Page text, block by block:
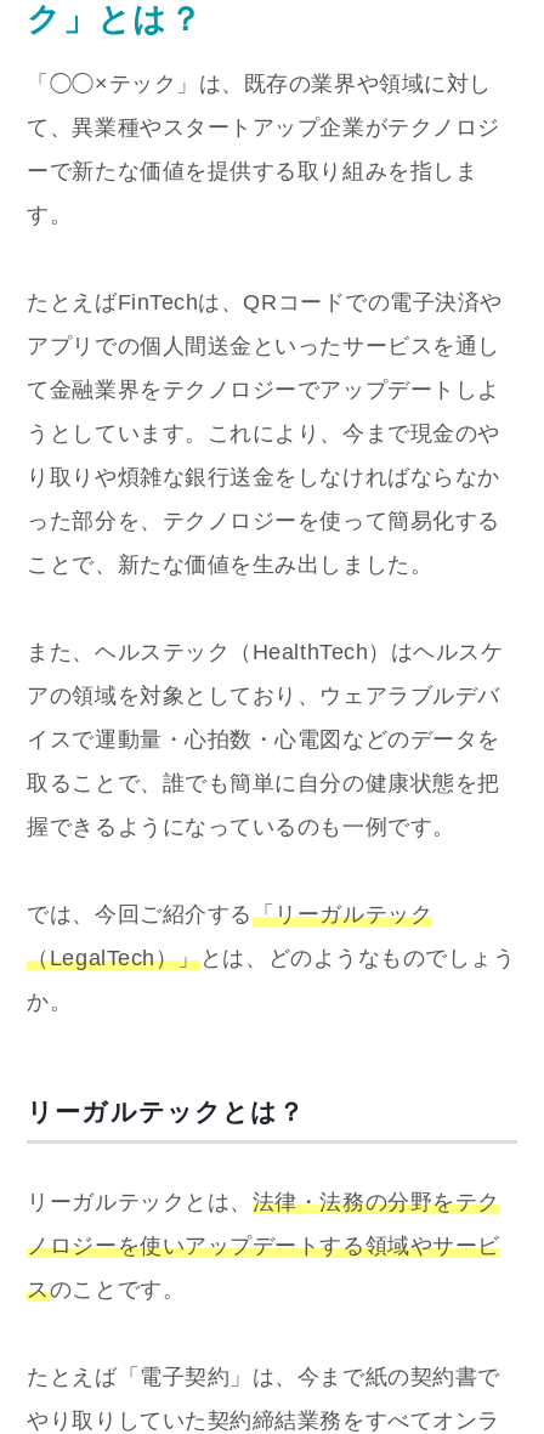
ク」とは？
「◯◯×テック」は、既存の業界や領域に対し
て、異業種やスタートアップ企業がテクノロジ
ーで新たな価値を提供する取り組みを指しま
す。
たとえばFinTechは、QRコードでの電子決済や
アプリでの個人間送金といったサービスを通し
て金融業界をテクノロジーでアップデートしよ
うとしています。これにより、今まで現金のや
り取りや煩雑な銀行送金をしなければならなか
った部分を、テクノロジーを使って簡易化する
ことで、新たな価値を生み出しました。
また、ヘルステック（HealthTech）はヘルスケ
アの領域を対象としており、ウェアラブルデバ
イスで運動量・心拍数・心電図などのデータを
取ることで、誰でも簡単に自分の健康状態を把
握できるようになっているのも一例です。
では、今回ご紹介する「リーガルテック
（LegalTech）」とは、どのようなものでしょう
か。
リーガルテックとは？
リーガルテックとは、 法律・法務の分野をテク
ノロジーを使いアップデートする領域やサービ
スのことです。
たとえば「電子契約」は、今まで紙の契約書で
やり取りしていた契約締結業務をすべてオンラ